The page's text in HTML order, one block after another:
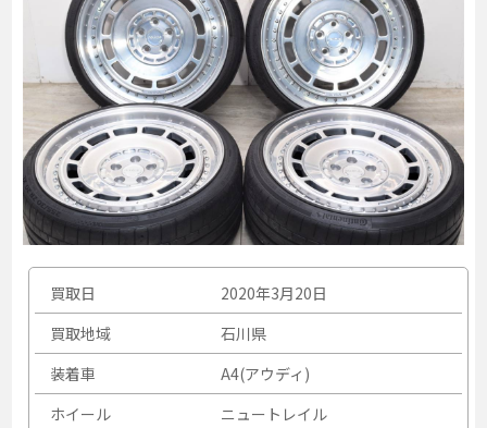
買取日
2020年3月20日
買取地域
石川県
装着車
A4(アウディ)
ホイール
ニュートレイル